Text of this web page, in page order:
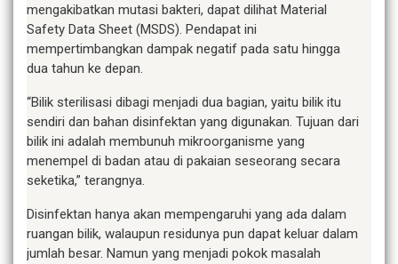
mengakibatkan mutasi bakteri, dapat dilihat Material
Safety Data Sheet (MSDS). Pendapat ini
mempertimbangkan dampak negatif pada satu hingga
dua tahun ke depan.
“Bilik sterilisasi dibagi menjadi dua bagian, yaitu bilik itu
sendiri dan bahan disinfektan yang digunakan. Tujuan dari
bilik ini adalah membunuh mikroorganisme yang
menempel di badan atau di pakaian seseorang secara
seketika,” terangnya.
Disinfektan hanya akan mempengaruhi yang ada dalam
ruangan bilik, walaupun residunya pun dapat keluar dalam
jumlah besar. Namun yang menjadi pokok masalah